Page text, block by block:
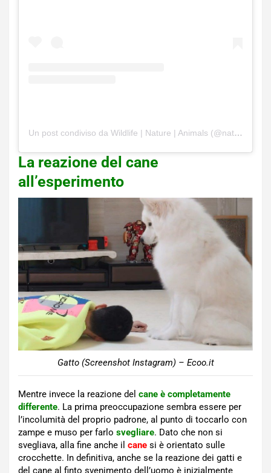
Un post condiviso da Wildlife | Nature | Animals (@naturre)
La reazione del cane
all’esperimento
Gatto (Screenshot Instagram) – Ecoo.it
Mentre invece la reazione del cane è completamente
differente. La prima preoccupazione sembra essere per
l’incolumità del proprio padrone, al punto di toccarlo con
zampe e muso per farlo svegliare. Dato che non si
svegliava, alla fine anche il cane si è orientato sulle
crocchette. In definitiva, anche se la reazione dei gatti e
del cane al finto svenimento dell’uomo è inizialmente